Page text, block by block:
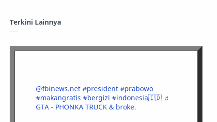
Terkini Lainnya
@fbinews.net #president #prabowo
#makangratis #bergizi #indonesia🇮🇩 ♬
GTA - PHONKA TRUCK & broke.